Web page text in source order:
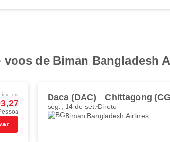
de Biman Bangladesh
em Daca (DAC) Chittagong
seg., 14 de set. Direto
Biman Bangladesh Airlines